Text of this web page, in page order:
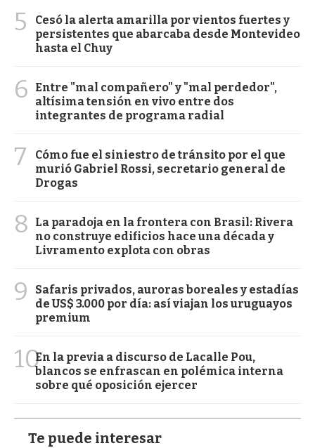
5
Cesó la alerta amarilla por vientos fuertes y
persistentes que abarcaba desde Montevideo
hasta el Chuy
6
Entre "mal compañero" y "mal perdedor",
altísima tensión en vivo entre dos
integrantes de programa radial
7
Cómo fue el siniestro de tránsito por el que
murió Gabriel Rossi, secretario general de
Drogas
8
La paradoja en la frontera con Brasil: Rivera
no construye edificios hace una década y
Livramento explota con obras
9
Safaris privados, auroras boreales y estadías
de US$ 3.000 por día: así viajan los uruguayos
premium
10En la previa a discurso de Lacalle Pou,
blancos se enfrascan en polémica interna
sobre qué oposición ejercer
Te puede interesar